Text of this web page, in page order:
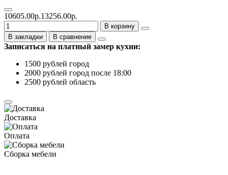
10605.00р.13256.00р.
В корзину
В закладки
В сравнение
Записаться на платный замер кухни:
1500 рублей город
2000 рублей город после 18:00
2500 рублей область
Доставка
Оплата
Сборка мебели